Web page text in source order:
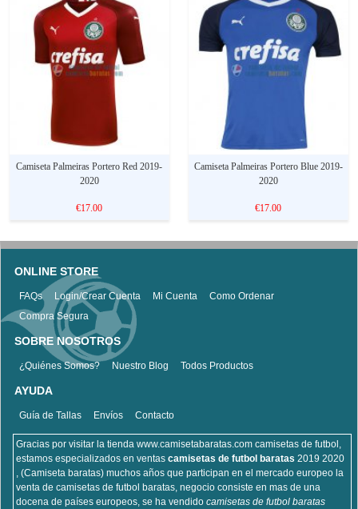
Camiseta Palmeiras Portero Red 2019-
2020
€17.00
Camiseta Palmeiras Portero Blue 2019-
2020
€17.00
ONLINE STORE
FAQs Login/Crear Cuenta Mi Cuenta
Como Ordenar
Compra Segura
SOBRE NOSOTROS
¿Quiénes Somos? Nuestro Blog Todos Productos
AYUDA
Guía de Tallas Envíos Contacto
Gracias por visitar la tienda www.camisetabaratas.com camisetas de futbol,
estamos especializados en ventas camisetas de futbol baratas 2019 2020
, (Camiseta baratas) muchos años que participan en el mercado europeo la
venta de camisetas de futbol baratas, negocio consiste en mas de una
docena de países europeos, se ha vendido camisetas de futbol baratas